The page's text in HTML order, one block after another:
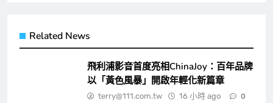
Related News
飛利浦影音首度亮相ChinaJoy：百年品牌
以「黃色風暴」開啟年輕化新篇章
terry@111.com.tw 16 小時 ago 0